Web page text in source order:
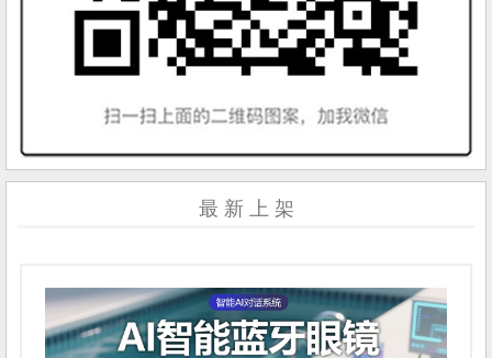
最 新 上 架